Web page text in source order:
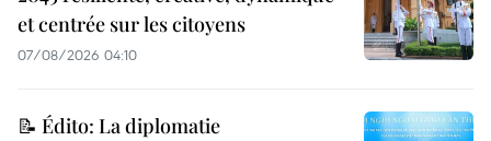
et centrée sur les citoyens
07/08/2026 04:10
📝 Édito: La diplomatie